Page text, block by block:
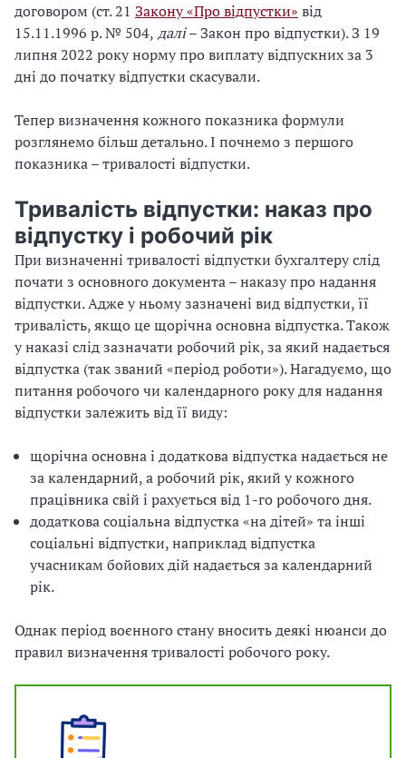
договором (ст. 21 Закону «Про відпустки» від
15.11.1996 р. № 504, далі– Закон про відпустки). З 19
липня 2022 року норму про виплату відпускних за 3
дні до початку відпустки скасували.
Тепер визначення кожного показника формули
розглянемо більш детально. І почнемо з першого
показника – тривалості відпустки.
Тривалість відпустки: наказ про
відпустку і робочий рік
При визначенні тривалості відпустки бухгалтеру слід
почати з основного документа – наказу про надання
відпустки. Адже у ньому зазначені вид відпустки, її
тривалість, якщо це щорічна основна відпустка. Також
у наказі слід зазначати робочий рік, за який надається
відпустка (так званий «період роботи»). Нагадуємо, що
питання робочого чи календарного року для надання
відпустки залежить від її виду:
щорічна основна і додаткова відпустка надається не
за календарний, а робочий рік, який у кожного
працівника свій і рахується від 1-го робочого дня.
додаткова соціальна відпустка «на дітей» та інші
соціальні відпустки, наприклад відпустка
учасникам бойових дій надається за календарний
рік.
Однак період воєнного стану вносить деякі нюанси до
правил визначення тривалості робочого року.